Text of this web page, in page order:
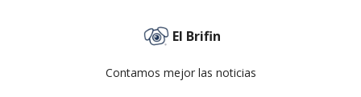
El Brifin
Contamos mejor las noticias